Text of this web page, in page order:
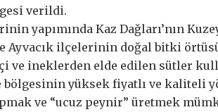
verildi.
yapımında Kaz Dağları’nın
Ayvacık ilçelerinin doğal bitki
ve ineklerden elde edilen sütler
bölgesinin yüksek fiyatlı ve kaliteli
ve “ucuz peynir” üretmek